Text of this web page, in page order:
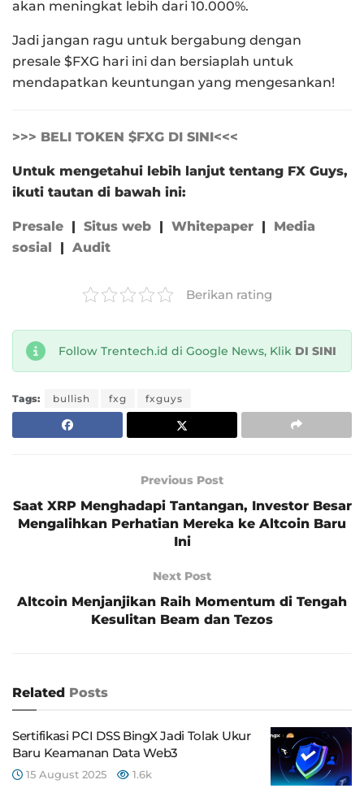
akan meningkat lebih dari 10.000%.
Jadi jangan ragu untuk bergabung dengan
presale $FXG hari ini dan bersiaplah untuk
mendapatkan keuntungan yang mengesankan!
>>> BELI TOKEN $FXG DI SINI<<<
Untuk mengetahui lebih lanjut tentang FX Guys,
ikuti tautan di bawah ini:
Presale | Situs web | Whitepaper |
Media
sosial
| Audit
Berikan rating
Follow Trentech.id di Google News, Klik DI SINI
Tags: bullish fxg fxguys
Previous Post
Saat XRP Menghadapi Tantangan, Investor Besar
Mengalihkan Perhatian Mereka ke Altcoin Baru
Ini
Next Post
Altcoin Menjanjikan Raih Momentum di Tengah
Kesulitan Beam dan Tezos
Related Posts
Sertifikasi PCI DSS BingX Jadi Tolak Ukur
Baru Keamanan Data Web3
15 August 2025 1.6k